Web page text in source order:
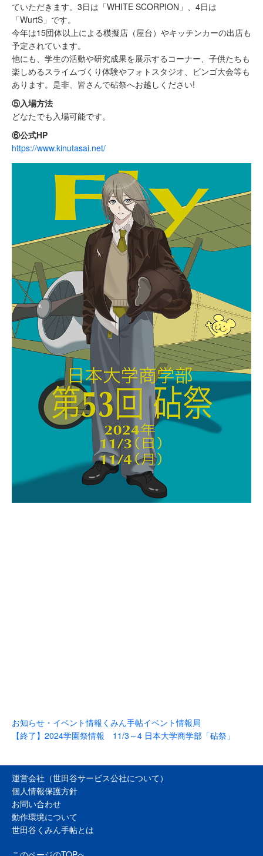
ていただきます。3日は「WHITE SCORPION」、4日は
「WurtS」です。
今年は15団体以上による模擬店（屋台）やキッチンカーの出店も
予定されています。
他にも、学生の活動や研究成果を展示するコーナー、子供たちも
楽しめるスライムづくり体験やフォトスタジオ、ビンゴ大会等も
あります。是非、皆さんで砧祭へお越しください!
⑤入場方法
どなたでも入場可能です。
⑥公式HP
https://www.kinutasai.net/
お知らせ・イベント情報 くみん手帖イベント情報局
【終了】2024学園祭情報 11/3～4 日本大学商学部「砧祭」
運営会社（世田谷サービス公社について）
個人情報保護方針
お問い合わせ
動作環境について
世田谷くみん手帖とは